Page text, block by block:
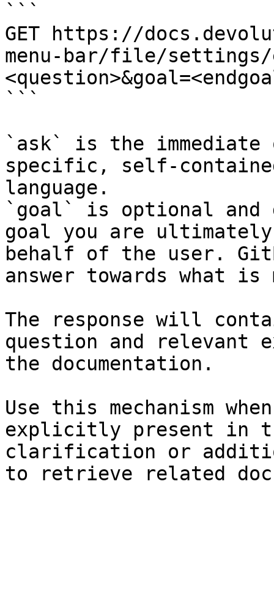
```
GET https://
menu-bar/file/settings/
```
`ask` is the
specific, self-
language.
`goal` is optional and
goal you are
behalf of the user.
answer towards what
The response will
question and relevant
the documentation.
Use this mechanism
explicitly present in
clarification or